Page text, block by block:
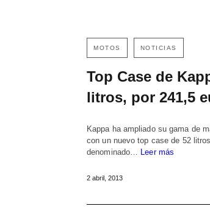
MOTOS NOTICIAS
Top Case de
litros, por 241,5
Kappa ha ampliado su gama de
con un nuevo top case de 52
denominado…
Leer más
2 abril, 2013